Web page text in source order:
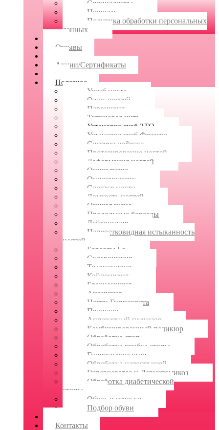
Специалисты
Новости
Политика обработки персональных
данных
|
Отзывы
|
Акции/Сертификаты
|
Полезное
Ушиб ногтя
Ожог ногтей
Паронихия
Титановая нить
Установка скоб ЗТО
Установка скоб Фрезера
Система unibrace
Протезирование ногтей
Деформация ногтей
Онихолизис
Онихомадезис
Слоятся ногти
Ломкость ногтей
Онихорексис
Продольные борозды
Лейконихия
Наперстковидная истыканность
ногтей
Борозды Бо
Склеронихия
Трахионихия
Койлонихия
Брахионихия
Анонихия
Ногти Гиппократа
Педикюр
Аппаратный педикюр
Комбинированный педикюр
Обработка стоп
Обработка грибка стопы
Гипергидроз стоп
Обработка натоптышей
Гиперкератоз и Дерматомикоз
Обработка диабетической
стопы
Обувь и стельки
Подбор обуви
|
Контакты